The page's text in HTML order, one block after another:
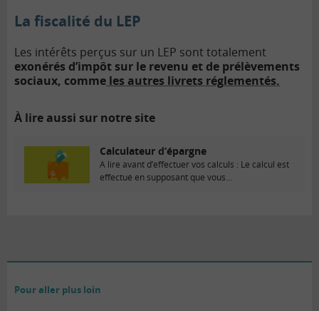
La fiscalité du LEP
Les intérêts perçus sur un LEP sont totalement
exonérés d’impôt sur le revenu et de prélèvements
sociaux, comme les autres livrets réglementés.
À lire aussi sur notre site
Calculateur d’épargne
A lire avant d’effectuer vos calculs : Le calcul est
effectué en supposant que vous...
Pour aller plus loin